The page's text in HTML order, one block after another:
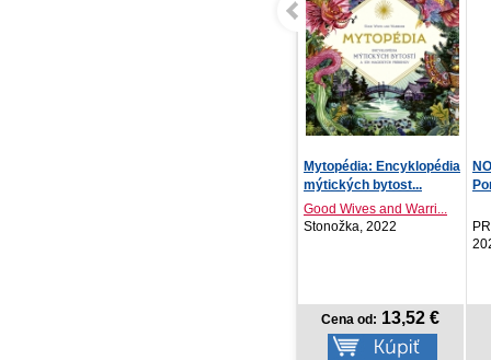
NOTIQUE Vreckový diár
Ponza 2027, béžový...
PRESCOGROUP SK,
Cena od: 3,27 €